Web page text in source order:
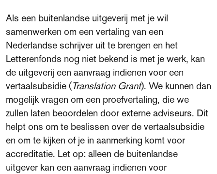
Als een buitenlandse uitgeverij met je wil
samenwerken om een vertaling van een
Nederlandse schrijver uit te brengen en het
Letterenfonds nog niet bekend is met je werk, kan
de uitgeverij een aanvraag indienen voor een
vertaalsubsidie (Translation Grant). We kunnen dan
mogelijk vragen om een proefvertaling, die we
zullen laten beoordelen door externe adviseurs. Dit
helpt ons om te beslissen over de vertaalsubsidie
en om te kijken of je in aanmerking komt voor
accreditatie. Let op: alleen de buitenlandse
uitgever kan een aanvraag indienen voor